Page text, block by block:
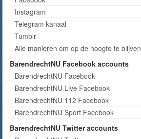
Instagram
Telegram kanaal
Tumblr
Alle manieren om op de hoogte te blijven
BarendrechtNU Facebook accounts
BarendrechtNU Facebook
BarendrechtNU Live Facebook
BarendrechtNU 112 Facebook
BarendrechtNU Sport Facebook
BarendrechtNU Twitter accounts